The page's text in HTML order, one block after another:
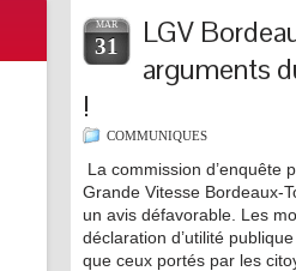
MAR
31
LGV
arguments
!
COMMUNIQUES
La commission d’enquête
Grande Vitesse Bordeaux-
un avis défavorable. Les
déclaration d’utilité
que ceux portés par les